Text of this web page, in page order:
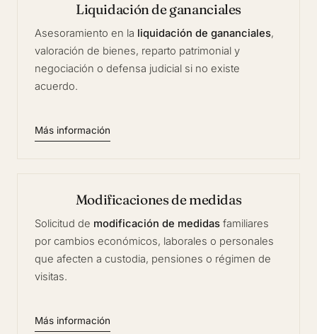
Liquidación de gananciales
Asesoramiento en la liquidación de gananciales,
valoración de bienes, reparto patrimonial y
negociación o defensa judicial si no existe
acuerdo.
Más información
Modificaciones de medidas
Solicitud de modificación de medidas familiares
por cambios económicos, laborales o personales
que afecten a custodia, pensiones o régimen de
visitas.
Más información